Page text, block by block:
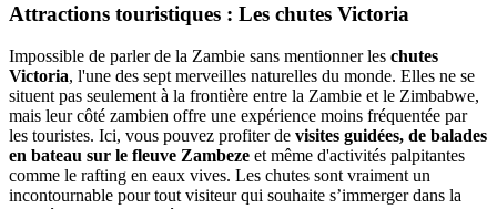
Attractions touristiques : Les chutes Victoria
Impossible de parler de la Zambie sans mentionner les chutes
Victoria, l'une des sept merveilles naturelles du monde. Elles ne se
situent pas seulement à la frontière entre la Zambie et le Zimbabwe,
mais leur côté zambien offre une expérience moins fréquentée par
les touristes. Ici, vous pouvez profiter de visites guidées, de balades
en bateau sur le fleuve Zambeze et même d'activités palpitantes
comme le rafting en eaux vives. Les chutes sont vraiment un
incontournable pour tout visiteur qui souhaite s’immerger dans la